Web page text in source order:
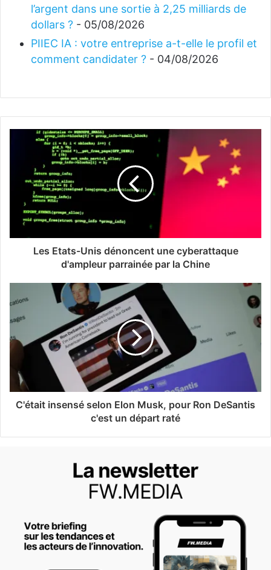
l’argent dans une sortie à 2,25 milliards de
dollars ? - 05/08/2026
PIIEC IA : votre entreprise a-t-elle le profil et
comment candidater ? - 04/08/2026
Les Etats-Unis dénoncent une cyberattaque
d'ampleur parrainée par la Chine
C'était insensé selon Elon Musk, pour Ron DeSantis
c'est un départ raté